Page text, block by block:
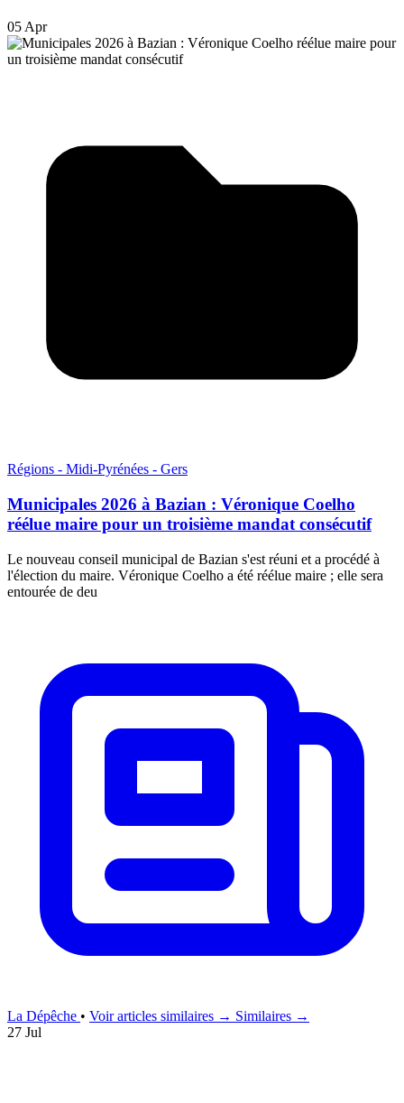
05 Apr
Régions - Midi-Pyrénées - Gers
Municipales 2026 à Bazian : Véronique Coelho
réélue maire pour un troisième mandat consécutif
Le nouveau conseil municipal de Bazian s'est réuni et a procédé à
l'élection du maire. Véronique Coelho a été réélue maire ; elle sera
entourée de deu
La Dépêche • Voir articles similaires → Similaires →
27 Jul